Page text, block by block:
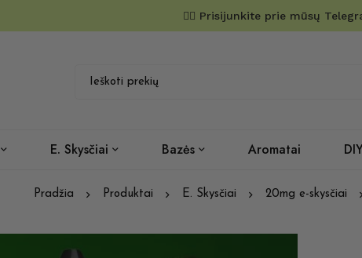
✌🏼 Prisijunkite prie mūsų
E. Skysčiai Bazės Aromatai
Pradžia Produktai E. Skysčiai 20mg e-skysčiai